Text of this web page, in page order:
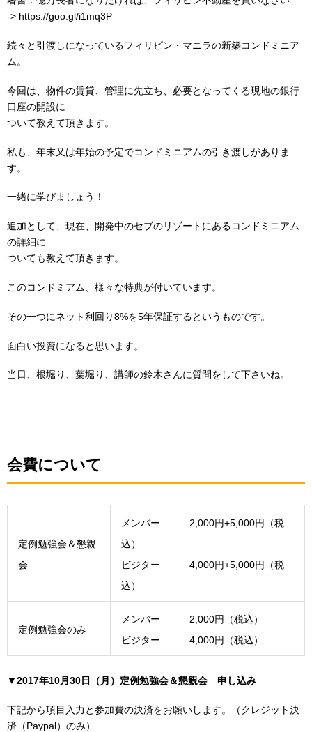
-> https://goo.gl/i1mq3P
続々と引渡しになっているフィリピン・マニラの新築コンドミニア
ム。
今回は、物件の賃貸、管理に先立ち、必要となってくる現地の銀行
口座の開設に
ついて教えて頂きます。
私も、年末又は年始の予定でコンドミニアムの引き渡しがありま
す。
一緒に学びましょう！
追加として、現在、開発中のセブのリゾートにあるコンドミニアム
の詳細に
ついても教えて頂きます。
このコンドミアム、様々な特典が付いています。
その一つにネット利回り8%を5年保証するというものです。
面白い投資になると思います。
当日、根堀り、葉堀り、講師の鈴木さんに質問をして下さいね。
会費について
定例勉強会＆懇親
会
メンバー 2,000円+5,000円（税
込）
ビジター 4,000円+5,000円（税
込）
定例勉強会のみ
メンバー 2,000円（税込）
ビジター 4,000円（税込）
▼2017年10月30日（月）定例勉強会＆懇親会 申し込み
下記から項目入力と参加費の決済をお願いします。（クレジット決
済（Paypal）のみ）